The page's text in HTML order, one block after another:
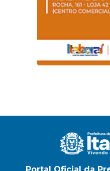
Portal Oficial da